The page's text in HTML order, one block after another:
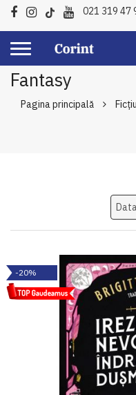
021 319 47
Fantasy
Pagina principală
-20%